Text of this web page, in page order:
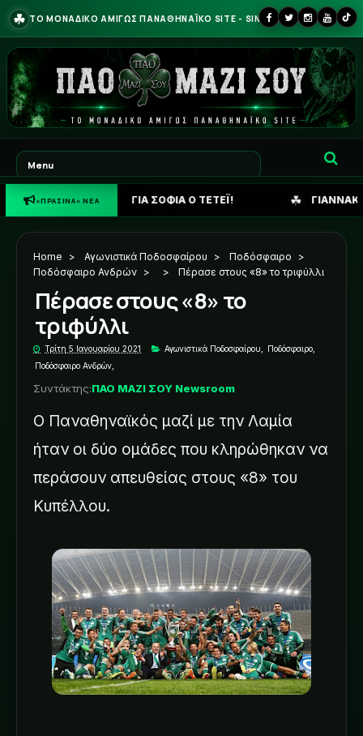
☘ ΤΟ ΜΟΝΑΔΙΚΟ ΑΜΙΓΩΣ ΠΑΝΑΘΗΝΑΪΚΟ SITE - SINCE 2013
«ΠΡΑΣΙΝΑ» ΝΕΑ
ΓΙΑ ΣΟΦΙΑ Ο ΤΕΤΕΪ! ☘ ΓΙΑΝΝΑΚΟΠΟΥΛΟΣ:
Home > Αγωνιστικά Ποδοσφαίρου > Ποδόσφαιρο
>
Ποδόσφαιρο Ανδρών > > Πέρασε στους «8» το τριφύλλι
Πέρασε στους «8» το
τριφύλλι
Τρίτη 5 Ιανουαρίου 2021 Αγωνιστικά Ποδοσφαίρου Ποδόσφαιρο
Ποδόσφαιρο Ανδρών
Συντάκτης:ΠΑΟ ΜΑΖΙ ΣΟΥ Newsroom
Ο Παναθηναϊκός μαζί με την Λαμία
ήταν οι δύο ομάδες που κληρώθηκαν να
περάσουν απευθείας στους «8» του
Κυπέλλου.